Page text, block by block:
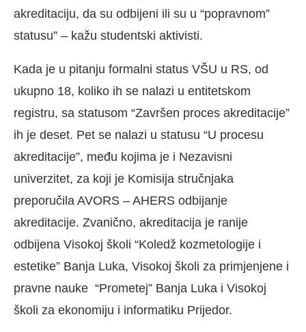
akreditaciju, da su odbijeni ili su u “popravnom”
statusu” – kažu studentski aktivisti.
Kada je u pitanju formalni status VŠU u RS, od
ukupno 18, koliko ih se nalazi u entitetskom
registru, sa statusom “Završen proces akreditacije”
ih je deset. Pet se nalazi u statusu “U procesu
akreditacije”, među kojima je i Nezavisni
univerzitet, za koji je Komisija stručnjaka
preporučila AVORS – AHERS odbijanje
akreditacije. Zvanično, akreditacija je ranije
odbijena Visokoj školi “Koledž kozmetologije i
estetike” Banja Luka, Visokoj školi za primjenjene i
pravne nauke “Prometej” Banja Luka i Visokoj
školi za ekonomiju i informatiku Prijedor.